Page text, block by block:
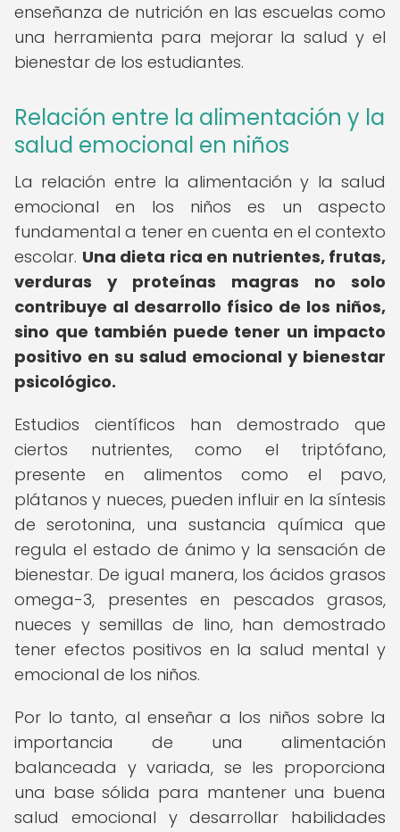
enseñanza de nutrición en las escuelas como
una herramienta para mejorar la salud y el
bienestar de los estudiantes.
Relación entre la alimentación y la
salud emocional en niños
La relación entre la alimentación y la salud
emocional en los niños es un aspecto
fundamental a tener en cuenta en el contexto
escolar. Una dieta rica en nutrientes, frutas,
verduras y proteínas magras no solo
contribuye al desarrollo físico de los niños,
sino que también puede tener un impacto
positivo en su salud emocional y bienestar
psicológico.
Estudios científicos han demostrado que
ciertos nutrientes, como el triptófano,
presente en alimentos como el pavo,
plátanos y nueces, pueden influir en la síntesis
de serotonina, una sustancia química que
regula el estado de ánimo y la sensación de
bienestar. De igual manera, los ácidos grasos
omega-3, presentes en pescados grasos,
nueces y semillas de lino, han demostrado
tener efectos positivos en la salud mental y
emocional de los niños.
Por lo tanto, al enseñar a los niños sobre la
importancia de una alimentación
balanceada y variada, se les proporciona
una base sólida para mantener una buena
salud emocional y desarrollar habilidades